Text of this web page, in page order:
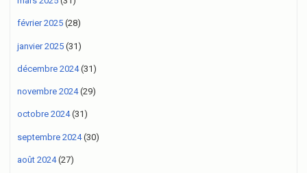
février 2025 (28)
janvier 2025 (31)
décembre 2024(31)
novembre 2024(29)
octobre 2024(31)
septembre 2024(30)
août 2024(27)